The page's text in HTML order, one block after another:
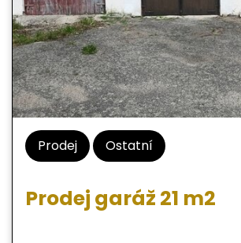
Prodej Ostatní
Prodej garáž 21 m2